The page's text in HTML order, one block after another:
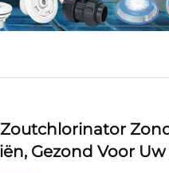
Zoutchlorinator
Gezond Voor